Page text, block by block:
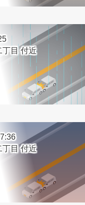
丁目 付近
丁目 付近